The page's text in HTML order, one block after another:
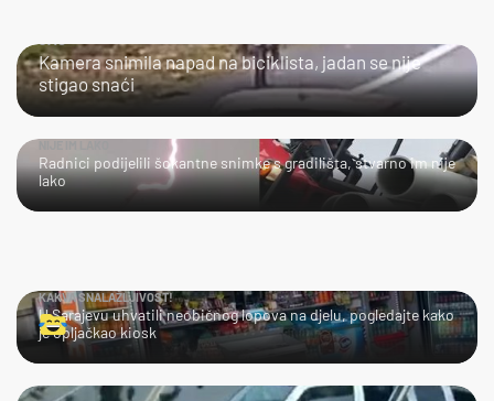
Kamera snimila napad na biciklista, jadan se nije
stigao snaći
Radnici podijelili šokantne snimke s gradilišta, stvarno im nije
lako
KAKVA SNALAŽLJIVOST!
U Sarajevu uhvatili neobičnog lopova na djelu, pogledajte kako
je opljačkao kiosk